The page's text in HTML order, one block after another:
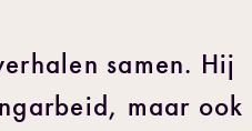
samen. Hij
maar ook